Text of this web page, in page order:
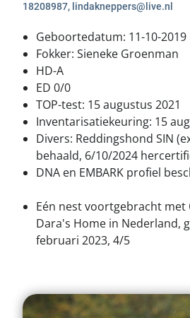
18208987, lindakneppers@live.nl
Geboortedatum: 11-10-2019
Fokker: Sieneke Groenman
HD-A
ED 0/0
TOP-test: 15 augustus 2021
Inventarisatiekeuring: 15
Divers: Reddingshond SIN
behaald, 6/10/2024
DNA en EMBARK profiel
Eén nest voortgebracht met
Dara's Home in Nederland,
februari 2023, 4/5